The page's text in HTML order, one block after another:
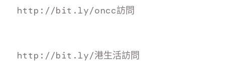
http://bit.ly/oncc訪問
http://bit.ly/港生活訪問